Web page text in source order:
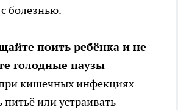
болезнью.
поить ребёнка и не
голодные паузы
кишечных инфекциях
или устраивать